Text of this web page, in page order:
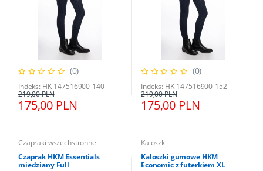
(0)
Indeks: HK-147516900-140
175,00 PLN
219,00 PLN
(0)
Indeks: HK-147516900-152
175,00 PLN
219,00 PLN
Czapraki wszechstronne
Czaprak HKM Essentials
miedziany Full
Kaloszki
Kaloszki gumowe HKM
Economic z futerkiem XL